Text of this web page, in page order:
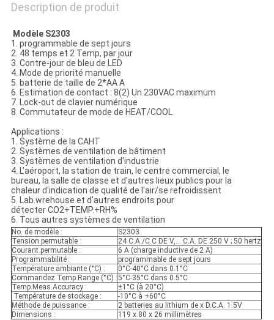
Description de produit
Modèle S2303
1. programmable de sept jours
2. 48 temps et 2 Temp, par jour
3. Contre-jour de bleu de LED
4. Mode de priorité manuelle
5. batterie de taille de 2*AA A
6. Estimation de contact : 8(2) Un 230VAC maximum
7. Lock-out de clavier numérique
8. Commutateur de mode de HEAT/COOL
Applications :
1. Système de la CAHT
2. Systèmes de ventilation de bâtiment
3. Systèmes de ventilation d'industrie
4. L'aéroport, la station de train, le centre commercial, le
bureau, la salle de classe et d'autres lieux publics pour la
chaleur d'indication de qualité de l'air/se refroidissent
5. Lab.wrehouse et d'autres endroits pour
détecter CO2+TEMP.+RH%
6. Tous autres systèmes de ventilation
No. de modèle :
S2303
Tension permutable :
24 C.A./C.C DE V,… C.A. DE 250 V ; 50 hertz
Courant permutable :
6 A (charge inductive de 2 A)
Programmabilité :
programmable de sept jours
Température ambiante (°C) :
0°C-40°C dans 0.1°C
Commandez Temp.Range (°C) :5°C-35°C dans 0.5°C
Temp.Meas.Accuracy :
±1°C (à 20°C)
Température de stockage :
-10°C à +60°C
Méthode de puissance :
2 batteries au lithium de x D.C.A. 1.5V
Dimensions :
119 x 80 x 26 millimètres